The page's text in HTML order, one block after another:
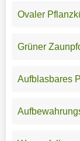
Ovaler
Grüner
Aufblasbares